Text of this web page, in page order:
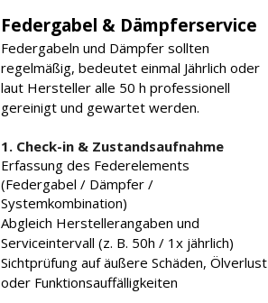
Federgabel & Dämpferservice
Federgabeln und Dämpfer sollten
regelmäßig, bedeutet einmal Jährlich oder
laut Hersteller alle 50 h professionell
gereinigt und gewartet werden.
1. Check-in & Zustandsaufnahme
Erfassung des Federelements
(Federgabel / Dämpfer /
Systemkombination)
Abgleich Herstellerangaben und
Serviceintervall (z. B. 50h / 1x jährlich)
Sichtprüfung auf äußere Schäden, Ölverlust
oder Funktionsauffälligkeiten